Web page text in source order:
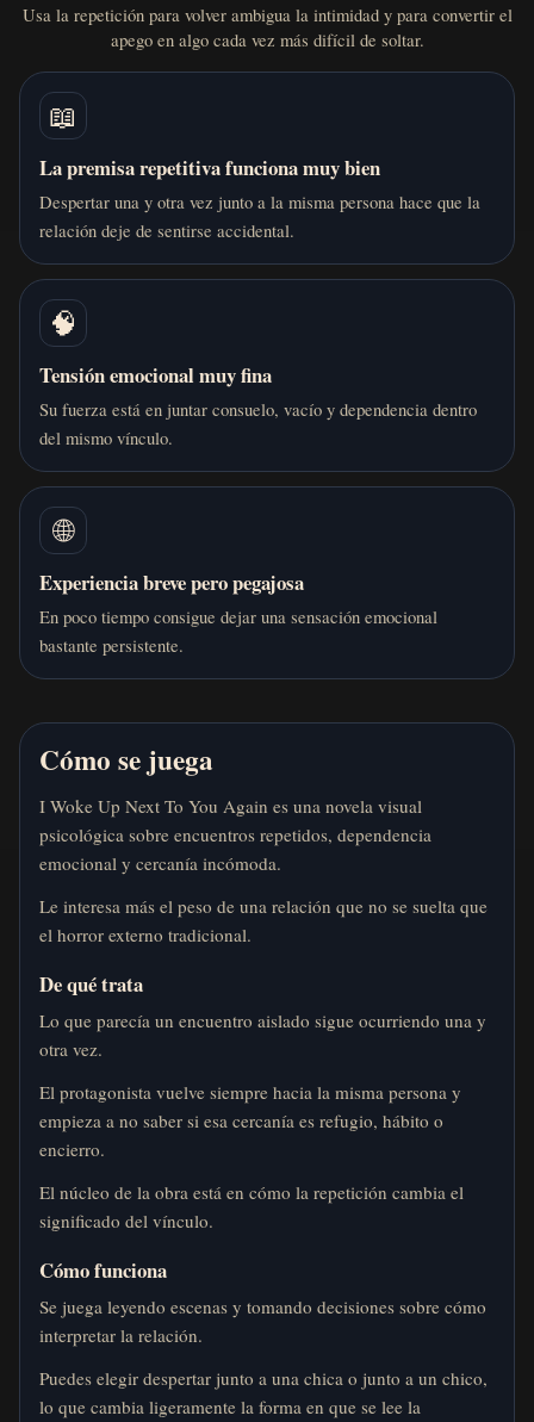
Usa la repetición para volver ambigua la intimidad y para convertir el
apego en algo cada vez más difícil de soltar.
📖
La premisa repetitiva funciona muy bien
Despertar una y otra vez junto a la misma persona hace que la
relación deje de sentirse accidental.
🧠
Tensión emocional muy fina
Su fuerza está en juntar consuelo, vacío y dependencia dentro
del mismo vínculo.
🌐
Experiencia breve pero pegajosa
En poco tiempo consigue dejar una sensación emocional
bastante persistente.
Cómo se juega
I Woke Up Next To You Again es una novela visual
psicológica sobre encuentros repetidos, dependencia
emocional y cercanía incómoda.
Le interesa más el peso de una relación que no se suelta que
el horror externo tradicional.
De qué trata
Lo que parecía un encuentro aislado sigue ocurriendo una y
otra vez.
El protagonista vuelve siempre hacia la misma persona y
empieza a no saber si esa cercanía es refugio, hábito o
encierro.
El núcleo de la obra está en cómo la repetición cambia el
significado del vínculo.
Cómo funciona
Se juega leyendo escenas y tomando decisiones sobre cómo
interpretar la relación.
Puedes elegir despertar junto a una chica o junto a un chico,
lo que cambia ligeramente la forma en que se lee la